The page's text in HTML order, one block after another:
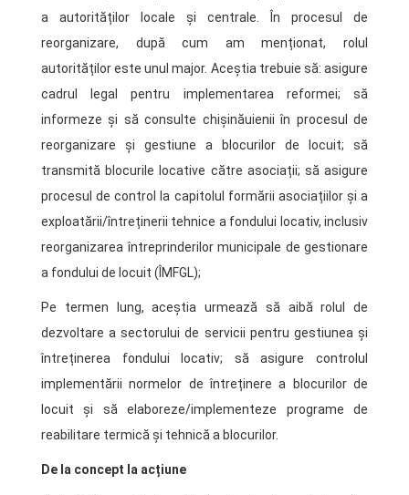
a autorităților locale și centrale. În procesul de
reorganizare, după cum am menționat, rolul
autorităților este unul major. Aceștia trebuie să: asigure
cadrul legal pentru implementarea reformei; să
informeze și să consulte chișinăuienii în procesul de
reorganizare și gestiune a blocurilor de locuit; să
transmită blocurile locative către asociații; să asigure
procesul de control la capitolul formării asociațiilor și a
exploatării/întreținerii tehnice a fondului locativ, inclusiv
reorganizarea întreprinderilor municipale de gestionare
a fondului de locuit (ÎMFGL);
Pe termen lung, aceștia urmează să aibă rolul de
dezvoltare a sectorului de servicii pentru gestiunea și
întreținerea fondului locativ; să asigure controlul
implementării normelor de întreținere a blocurilor de
locuit și să elaboreze/implementeze programe de
reabilitare termică și tehnică a blocurilor.
De la concept la acțiune